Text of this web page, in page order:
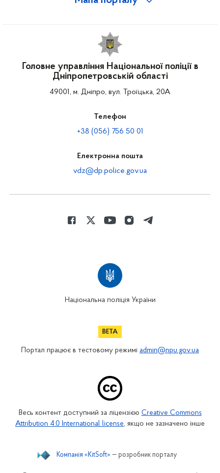
Головне управління Національної поліції в
Дніпропетровській області
49001, м. Дніпро, вул. Троїцька, 20А
Телефон
+38 (056) 756 50 01
Електронна пошта
vdz@dp.police.gov.ua
Національна поліція України
Портал працює в тестовому режимі admin@npu.gov.ua
Весь контент доступний за ліцензією Creative Commons
Attribution 4.0 International license, якщо не зазначено інше
Компанія «KitSoft» — розробник порталу